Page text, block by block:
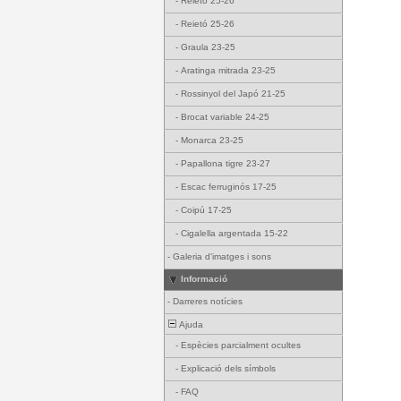
- Reietó 25-26
- Graula 23-25
- Aratinga mitrada 23-25
- Rossinyol del Japó 21-25
- Brocat variable 24-25
- Monarca 23-25
- Papallona tigre 23-27
- Escac ferruginós 17-25
- Coipú 17-25
- Cigalella argentada 15-22
- Galeria d'imatges i sons
Informació
- Darreres notícies
Ajuda
- Espècies parcialment ocultes
- Explicació dels símbols
- FAQ